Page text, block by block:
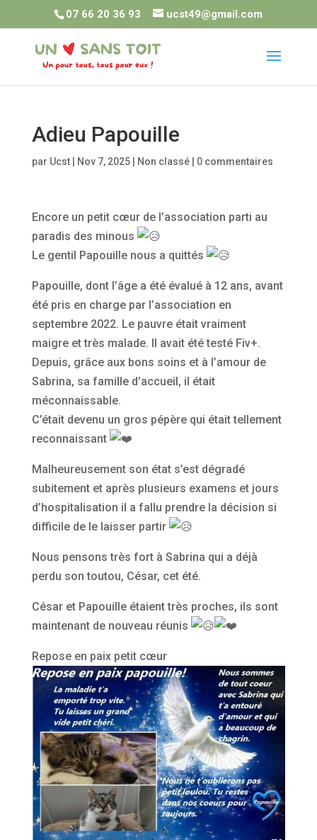
07 66 20 36 93 ucst49@gmail.com
Adieu Papouille
par Ucst| Nov 7, 2025| Non classé| 0 commentaires
Encore un petit cœur de l’association parti au
paradis des minous
Le gentil Papouille nous a quittés
Papouille, dont l’âge a été évalué à 12 ans, avant
été pris en charge par l’association en
septembre 2022. Le pauvre était vraiment
maigre et très malade. Il avait été testé Fiv+.
Depuis, grâce aux bons soins et à l’amour de
Sabrina, sa famille d’accueil, il était
méconnaissable.
C’était devenu un gros pépère qui était tellement
reconnaissant
Malheureusement son état s’est dégradé
subitement et après plusieurs examens et jours
d’hospitalisation il a fallu prendre la décision si
difficile de le laisser partir
Nous pensons très fort à Sabrina qui a déjà
perdu son toutou, César, cet été.
César et Papouille étaient très proches, ils sont
maintenant de nouveau réunis
Repose en paix petit cœur